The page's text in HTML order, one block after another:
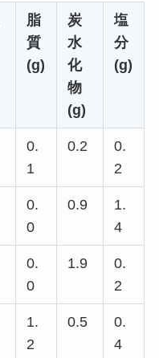
脂
質
(g)
炭
水
化
物
(g)
塩
分
(g)
0.
1
0.2
0.
2
0.
0
0.9
1.
4
0.
0
1.9
0.
2
1.
2
0.5
0.
4